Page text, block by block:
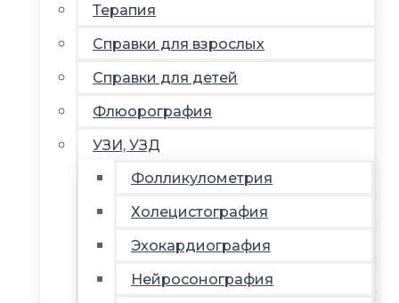
Терапия
Справки для взрослых
Справки для детей
Флюорография
УЗИ, УЗД
Фолликулометрия
Холецистография
Эхокардиография
Нейросонография